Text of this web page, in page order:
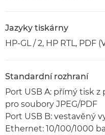
Jazyky tiskárny
HP-GL / 2, HP RTL, PDF
Standardní rozhraní
Port USB A: přímý tisk
pro soubory JPEG/PDF
Port USB B: vestavěný
Ethernet: 10/100/1000